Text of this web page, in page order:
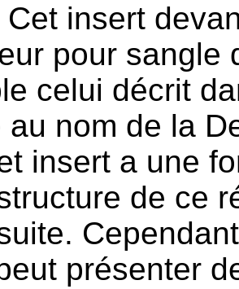
Cet insert
pour sangle
celui décrit
au nom de la
insert a une
de ce
présenter